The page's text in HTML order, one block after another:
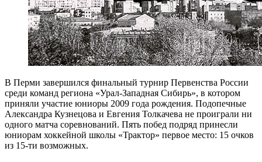
В Перми завершился финальный турнир Первенства России
среди команд региона «Урал-Западная Сибирь», в котором
приняли участие юниоры 2009 года рождения. Подопечные
Александра Кузнецова и Евгения Толкачева не проиграли ни
одного матча соревнований. Пять побед подряд принесли
юниорам хоккейной школы «Трактор» первое место: 15 очков
из 15-ти возможных.